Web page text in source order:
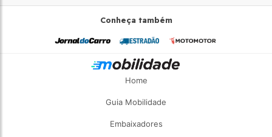
Conheça também
Home
Guia Mobilidade
Embaixadores